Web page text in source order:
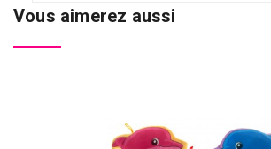
Vous aimerez aussi